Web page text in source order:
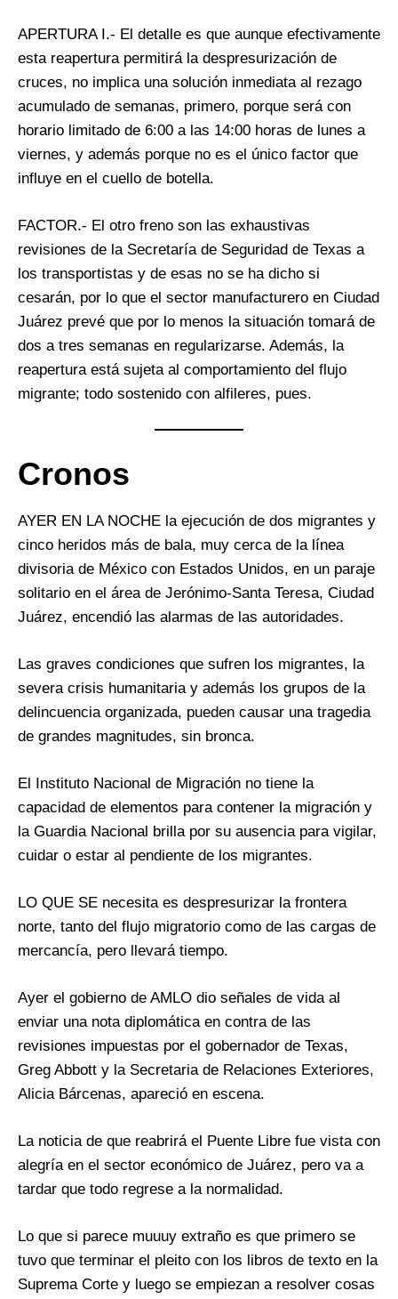
APERTURA I.- El detalle es que aunque efectivamente
esta reapertura permitirá la despresurización de
cruces, no implica una solución inmediata al rezago
acumulado de semanas, primero, porque será con
horario limitado de 6:00 a las 14:00 horas de lunes a
viernes, y además porque no es el único factor que
influye en el cuello de botella.
FACTOR.- El otro freno son las exhaustivas
revisiones de la Secretaría de Seguridad de Texas a
los transportistas y de esas no se ha dicho si
cesarán, por lo que el sector manufacturero en Ciudad
Juárez prevé que por lo menos la situación tomará de
dos a tres semanas en regularizarse. Además, la
reapertura está sujeta al comportamiento del flujo
migrante; todo sostenido con alfileres, pues.
Cronos
AYER EN LA NOCHE la ejecución de dos migrantes y
cinco heridos más de bala, muy cerca de la línea
divisoria de México con Estados Unidos, en un paraje
solitario en el área de Jerónimo-Santa Teresa, Ciudad
Juárez, encendió las alarmas de las autoridades.
Las graves condiciones que sufren los migrantes, la
severa crisis humanitaria y además los grupos de la
delincuencia organizada, pueden causar una tragedia
de grandes magnitudes, sin bronca.
El Instituto Nacional de Migración no tiene la
capacidad de elementos para contener la migración y
la Guardia Nacional brilla por su ausencia para vigilar,
cuidar o estar al pendiente de los migrantes.
LO QUE SE necesita es despresurizar la frontera
norte, tanto del flujo migratorio como de las cargas de
mercancía, pero llevará tiempo.
Ayer el gobierno de AMLO dio señales de vida al
enviar una nota diplomática en contra de las
revisiones impuestas por el gobernador de Texas,
Greg Abbott y la Secretaria de Relaciones Exteriores,
Alicia Bárcenas, apareció en escena.
La noticia de que reabrirá el Puente Libre fue vista con
alegría en el sector económico de Juárez, pero va a
tardar que todo regrese a la normalidad.
Lo que si parece muuuy extraño es que primero se
tuvo que terminar el pleito con los libros de texto en la
Suprema Corte y luego se empiezan a resolver cosas